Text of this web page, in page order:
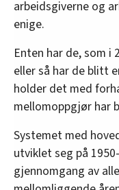
arbeidsgiverne og
enige.
Enten har de, som i
eller så har de blitt
holder det med
mellomoppgjør har
Systemet med
utviklet seg på
gjennomgang av